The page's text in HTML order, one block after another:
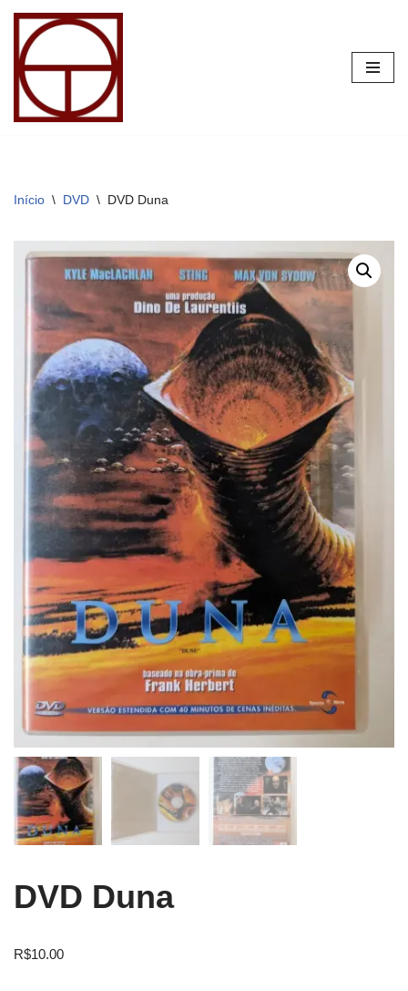
Pular
para
conteúdo
Início \ DVD \ DVD Duna
DVD Duna
R$10.00